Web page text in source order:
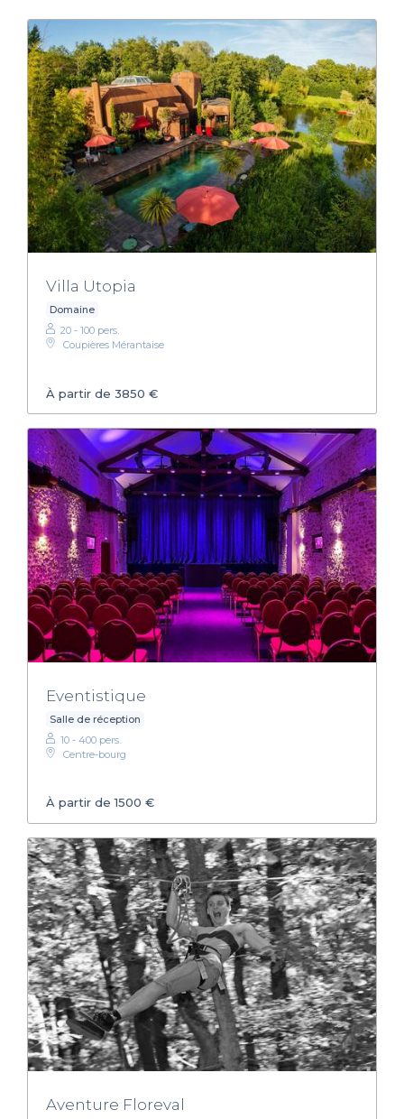
Villa Utopia
Domaine
20 - 100 pers.
Coupières Mérantaise
À partir de 3850 €
Eventistique
Salle de réception
10 - 400 pers.
Centre-bourg
À partir de 1500 €
Aventure Floreval